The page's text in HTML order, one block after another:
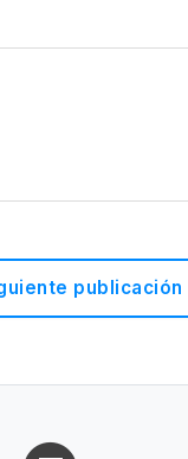
publicación